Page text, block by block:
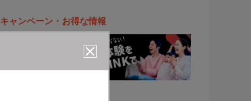
キャンペーン・お得な情報